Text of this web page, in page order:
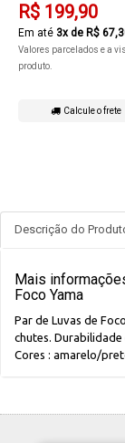
R$ 199,90
3x de R$
Valores parcelados e a
produto.
Calcule o frete
Descrição do
Mais
Foco Yama
Par de Luvas de
chutes. Durabilidade
Cores : amarelo/